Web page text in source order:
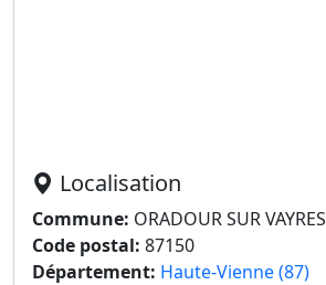
Localisation
Commune: ORADOUR SUR VAYRES
Code postal: 87150
Département: Haute-Vienne (87)